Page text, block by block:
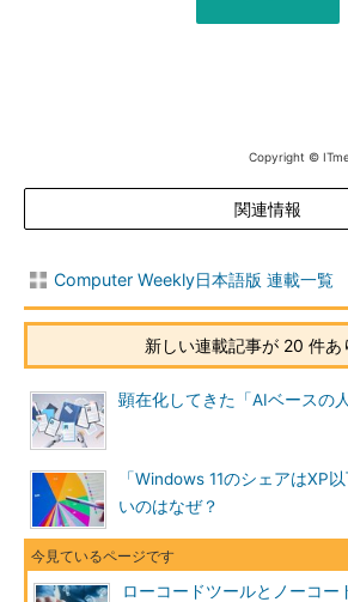
Copyright ©
関連情報
Computer Weekly日本語版 連載一覧
新しい連載記事が 20 件あ
顕在化してきた「AIベースの
「Windows 11のシェアはXP
いのはなぜ？
ローコードツールとノーコー